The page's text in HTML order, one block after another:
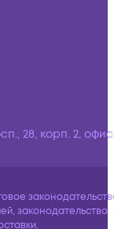
28, корп. 2,
законодательство